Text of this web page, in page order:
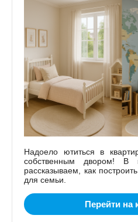
Надоело ютиться в
собственным двором! В
рассказываем, как
для семьи.
Перейти на